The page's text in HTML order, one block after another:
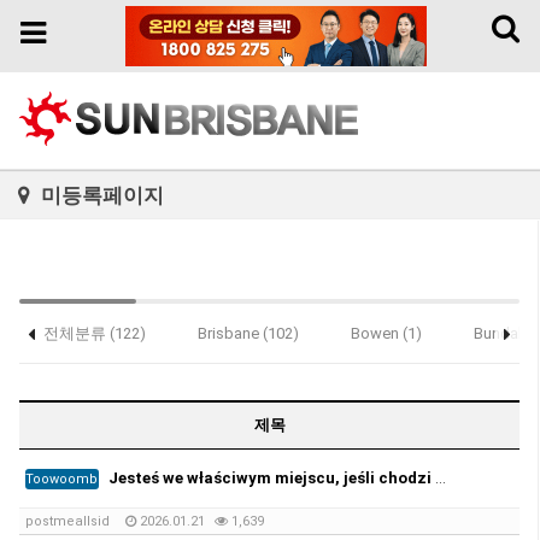
Toggle
Toggle
미등록페이지
전체분류 (122) Brisbane (102) Bowen (1)
제목
Toowoomba Jesteś we właściwym miejscu, jeśli chodzi o zarejestrowane prawo jazdy i licencję żeglarską oraz wszystkie ((https://per…
postmeallsid 2026.01.21 1,639